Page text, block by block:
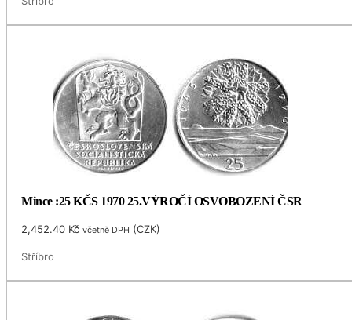
Mince :25 KČS 1970 25.VÝROČÍ OSVOBOZENÍ ČSR
2,452.40 Kč včetně DPH (CZK)
Stříbro